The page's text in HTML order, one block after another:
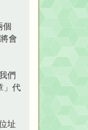
個
會
們
」代
址